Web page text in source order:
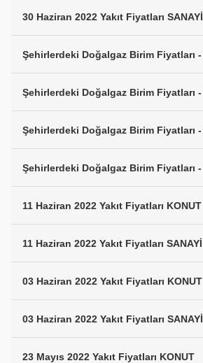
30 Haziran 2022 Yakıt Fiyatları SANAYİ
11 Haziran 2022 Yakıt Fiyatları KONUT
11 Haziran 2022 Yakıt Fiyatları SANAYİ
03 Haziran 2022 Yakıt Fiyatları KONUT
03 Haziran 2022 Yakıt Fiyatları SANAYİ
23 Mayıs 2022 Yakıt Fiyatları KONUT